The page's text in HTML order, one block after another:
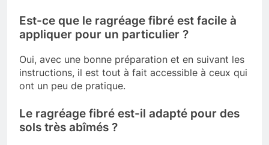
Est-ce que le ragréage fibré est facile à
appliquer pour un particulier ?
Oui, avec une bonne préparation et en suivant les
instructions, il est tout à fait accessible à ceux qui
ont un peu de pratique.
Le ragréage fibré est-il adapté pour des
sols très abîmés ?